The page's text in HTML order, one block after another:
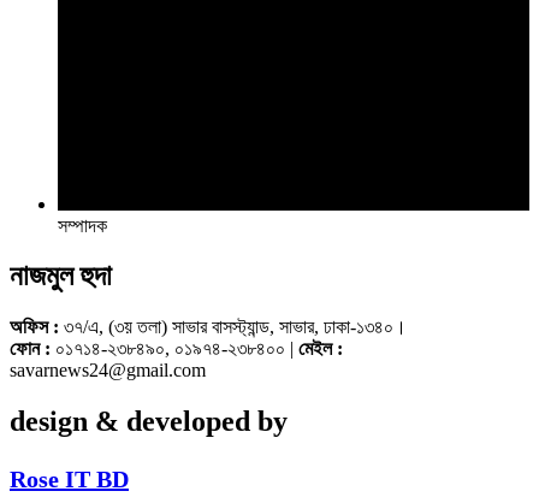
সম্পাদক
নাজমুল হুদা
অফিস : ৩৭/এ, (৩য় তলা) সাভার বাসস্ট্যান্ড, সাভার, ঢাকা-১৩৪০।
ফোন : ০১৭১৪-২৩৮৪৯০, ০১৯৭৪-২৩৮৪০০ | মেইল :
savarnews24@gmail.com
design & developed by
Rose IT BD